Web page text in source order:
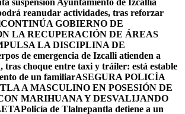
suspensión Ayuntamiento de Izcallia
reanudar actividades, tras reforzar
CONTINÚA GOBIERNO DE
LA RECUPERACIÓN DE ÁREAS
LA DISCIPLINA DE
de emergencia de Izcalli atienden a
tras choque entre taxi y tráiler: está estable
de un familiarASEGURA POLICÍA
A MASCULINO EN POSESIÓN DE
MARIHUANA Y DESVALIJANDO
Policía de Tlalnepantla detiene a un